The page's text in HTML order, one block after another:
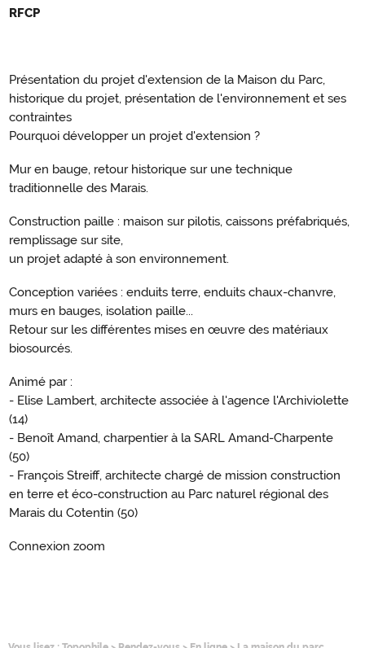
RFCP
Présentation du projet d'extension de la Maison du Parc,
historique du projet, présentation de l'environnement et ses
contraintes
Pourquoi développer un projet d'extension ?
Mur en bauge, retour historique sur une technique
traditionnelle des Marais.
Construction paille : maison sur pilotis, caissons préfabriqués,
remplissage sur site,
un projet adapté à son environnement.
Conception variées : enduits terre, enduits chaux-chanvre,
murs en bauges, isolation paille...
Retour sur les différentes mises en œuvre des matériaux
biosourcés.
Animé par :
- Elise Lambert, architecte associée à l'agence l'Archiviolette
(14)
- Benoît Amand, charpentier à la SARL Amand-Charpente
(50)
- François Streiff, architecte chargé de mission construction
en terre et éco-construction au Parc naturel régional des
Marais du Cotentin (50)
Connexion zoom